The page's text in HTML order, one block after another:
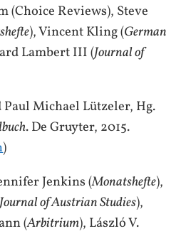
(Choice Reviews), Steve
), Vincent Kling (German
Lambert III (Journal of
Michael Lützeler, Hg.
. De Gruyter, 2015.
)
Jenkins (Monatshefte),
Journal of Austrian Studies),
(Arbitrium), László V.